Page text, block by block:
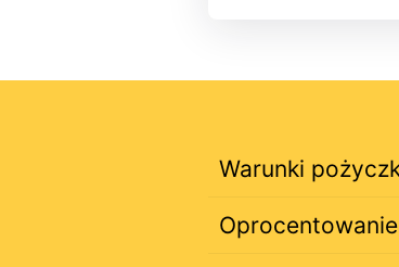
Warunki